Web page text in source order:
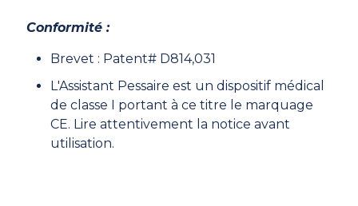
Conformité :
Brevet : Patent# D814,031
L'Assistant Pessaire est un dispositif médical
de classe I portant à ce titre le marquage
CE. Lire attentivement la notice avant
utilisation.